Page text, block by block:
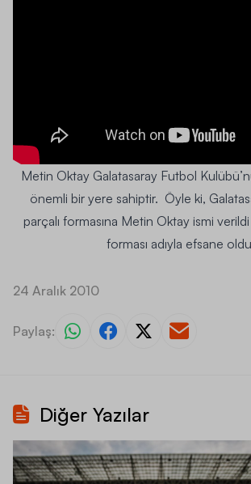
Metin Oktay Galatasaray Futbol
önemli bir yere sahiptir. Öyle ki,
parçalı formasına Metin Oktay ismi
forması adıyla efsane
24 Aralık 2010
Paylaş:
Diğer Yazılar